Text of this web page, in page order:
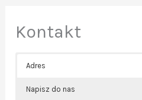
Kontakt
Adres
Napisz do nas